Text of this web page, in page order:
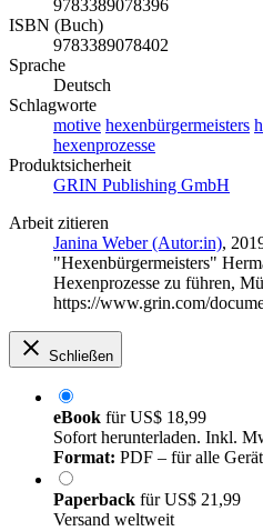
9783389078396
ISBN (Buch)
9783389078402
Sprache
Deutsch
Schlagworte
motive hexenbürgermeisters
hexenprozesse
Produktsicherheit
GRIN Publishing GmbH
Arbeit zitieren
Janina Weber (Autor:in),
"Hexenbürgermeisters"
Hexenprozesse zu führen,
https://www.grin.com/
Schließen
eBook fürUS$ 18,99
Sofort herunterladen. Inkl.
Format: PDF – für alle
Paperback fürUS$ 21,99
Versand weltweit